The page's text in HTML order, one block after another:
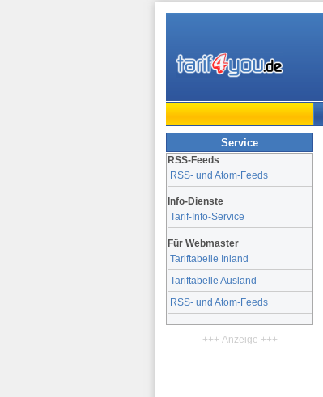
Service
RSS-Feeds
RSS- und Atom-Feeds
Info-Dienste
Tarif-Info-Service
Für Webmaster
Tariftabelle Inland
Tariftabelle Ausland
RSS- und Atom-Feeds
+++ Anzeige +++